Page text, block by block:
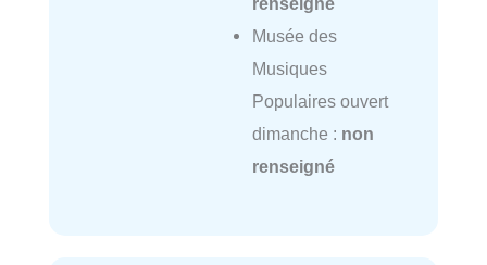
Musée des
Musiques
Populaires ouvert
dimanche : non
renseigné